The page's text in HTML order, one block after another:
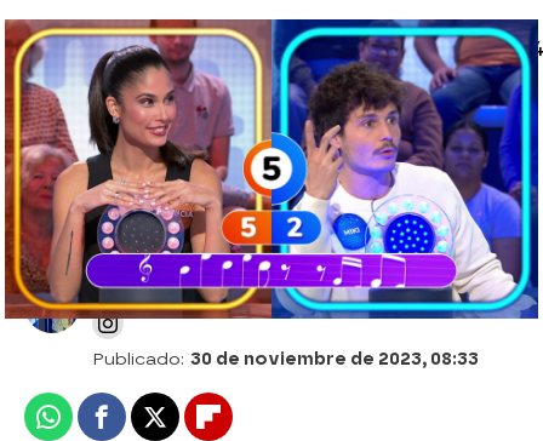
original delantal de Alex O’Dogherty…
¡dedicado a las frases de las madres!]]
Alberto Mendo
Publicado: 30 de noviembre de 2023, 08:33
WhatsappFacebook
X Flipboard